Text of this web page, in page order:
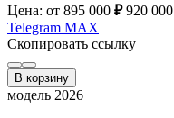
Цена: от 895 000 ₽ 920 000
Telegram MAX
Скопировать ссылку
В корзину
модель 2026